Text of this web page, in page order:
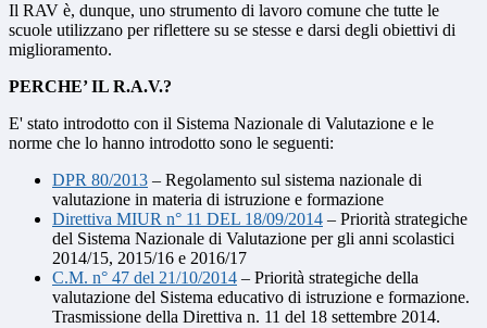
Il RAV è, dunque, uno strumento di lavoro comune che tutte le
scuole utilizzano per riflettere su se stesse e darsi degli obiettivi di
miglioramento.
PERCHE’ IL R.A.V.?
E' stato introdotto con il Sistema Nazionale di Valutazione e le
norme che lo hanno introdotto sono le seguenti:
DPR 80/2013 – Regolamento sul sistema nazionale di
valutazione in materia di istruzione e formazione
Direttiva MIUR n° 11 DEL 18/09/2014 – Priorità strategiche
del Sistema Nazionale di Valutazione per gli anni scolastici
2014/15, 2015/16 e 2016/17
C.M. n° 47 del 21/10/2014 – Priorità strategiche della
valutazione del Sistema educativo di istruzione e formazione.
Trasmissione della Direttiva n. 11 del 18 settembre 2014.